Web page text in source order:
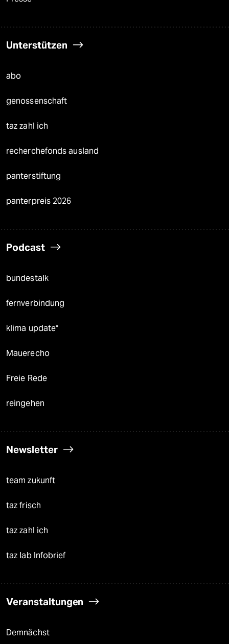
Unterstützen
abo
genossenschaft
taz zahl ich
recherchefonds ausland
panterstiftung
panterpreis 2026
Podcast
bundestalk
fernverbindung
klima update°
Mauerecho
Freie Rede
reingehen
Newsletter
team zukunft
taz frisch
taz zahl ich
taz lab Infobrief
Veranstaltungen
Demnächst